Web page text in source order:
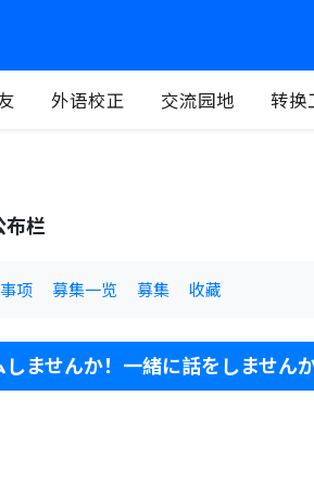
外语校正 交流园地 转换
布栏
项 募集一览 募集 收藏
ませんか！一緒に話をしませんか